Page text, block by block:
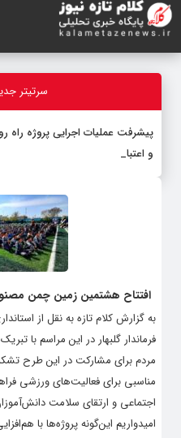
سرتیتر
پیشرفت عملیات اجرایی پروژه راه
و اعتبارات د
افتتاح هشتمین زمین چمن
به گزارش کلام تازه به نقل از
فرماندار گلبهار در این مراسم با
مردم برای مشارکت در این طرح
مناسبی برای فعالیت‌های ورزشی
اجتماعی و ارتقای سلامت
امیدواریم این‌گونه پروژه‌ها با